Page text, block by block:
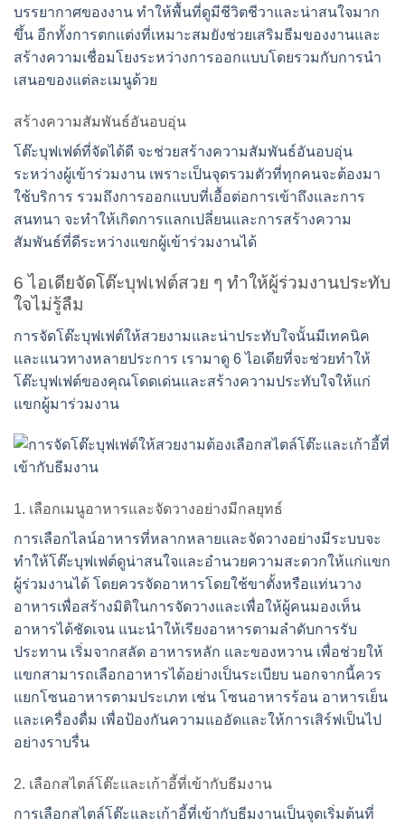
บรรยากาศของงาน ทำให้พื้นที่ดูมีชีวิตชีวาและน่าสนใจมาก
ขึ้น อีกทั้งการตกแต่งที่เหมาะสมยังช่วยเสริมธีมของงานและ
สร้างความเชื่อมโยงระหว่างการออกแบบโดยรวมกับการนำ
เสนอของแต่ละเมนูด้วย
สร้างความสัมพันธ์อันอบอุ่น
โต๊ะบุฟเฟต์ที่จัดได้ดี จะช่วยสร้างความสัมพันธ์อันอบอุ่น
ระหว่างผู้เข้าร่วมงาน เพราะเป็นจุดรวมตัวที่ทุกคนจะต้องมา
ใช้บริการ รวมถึงการออกแบบที่เอื้อต่อการเข้าถึงและการ
สนทนา จะทำให้เกิดการแลกเปลี่ยนและการสร้างความ
สัมพันธ์ที่ดีระหว่างแขกผู้เข้าร่วมงานได้
6 ไอเดียจัดโต๊ะบุฟเฟต์สวย ๆ ทำให้ผู้ร่วมงานประทับ
ใจไม่รู้ลืม
การจัดโต๊ะบุฟเฟต์ให้สวยงามและน่าประทับใจนั้นมีเทคนิค
และแนวทางหลายประการ เรามาดู 6 ไอเดียที่จะช่วยทำให้
โต๊ะบุฟเฟต์ของคุณโดดเด่นและสร้างความประทับใจให้แก่
แขกผู้มาร่วมงาน
1. เลือกเมนูอาหารและจัดวางอย่างมีกลยุทธ์
การเลือกไลน์อาหารที่หลากหลายและจัดวางอย่างมีระบบจะ
ทำให้โต๊ะบุฟเฟต์ดูน่าสนใจและอำนวยความสะดวกให้แก่แขก
ผู้ร่วมงานได้ โดยควรจัดอาหารโดยใช้ขาตั้งหรือแท่นวาง
อาหารเพื่อสร้างมิติในการจัดวางและเพื่อให้ผู้คนมองเห็น
อาหารได้ชัดเจน แนะนำให้เรียงอาหารตามลำดับการรับ
ประทาน เริ่มจากสลัด อาหารหลัก และของหวาน เพื่อช่วยให้
แขกสามารถเลือกอาหารได้อย่างเป็นระเบียบ นอกจากนี้ควร
แยกโซนอาหารตามประเภท เช่น โซนอาหารร้อน อาหารเย็น
และเครื่องดื่ม เพื่อป้องกันความแออัดและให้การเสิร์ฟเป็นไป
อย่างราบรื่น
2. เลือกสไตล์โต๊ะและเก้าอี้ที่เข้ากับธีมงาน
การเลือกสไตล์โต๊ะและเก้าอี้ที่เข้ากับธีมงานเป็นจุดเริ่มต้นที่